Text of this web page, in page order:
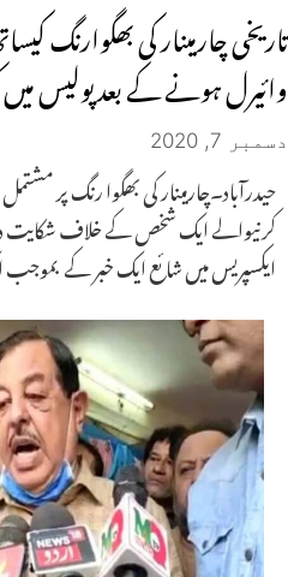
تاریخی چارمینار کی بھگوارنگ
وائیرل ہونے کے بعد پولیس
دسمبر 7, 2020
حیدرآباد۔چارمینار کی بھگوا رنگ پر
کرنیوالے ایک شخص کے خلاف شکایت
ایکسپریس میں شائع ایک خبر کے